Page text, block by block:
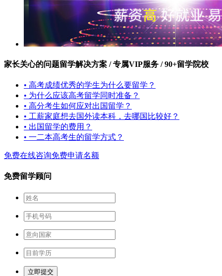
家长关心的问题留学解决方案 / 专属VIP服务 / 90+留学院校
• 高考成绩优秀的学生为什么要留学？
• 为什么应该高考留学同时准备？
• 高分考生如何应对出国留学？
• 工薪家庭想去国外读本科，去哪国比较好？
• 出国留学的费用？
• 一二本高考生的留学方式？
免费在线咨询免费申请名额
免费留学顾问
立即提交